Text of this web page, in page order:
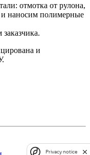
отмотка от рулона,
наносим полимерные
и
Privacy notice